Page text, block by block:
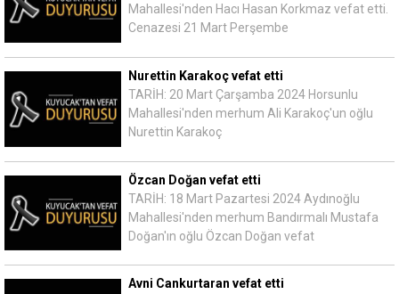
Mahallesi'nden Hacı Hasan Korkmaz vefat etti.
Cenazesi 21 Mart Perşembe
Nurettin Karakoç vefat etti
TARİH: 20 Mart Çarşamba 2024 Horsunlu
Mahallesi'nden merhum Ali Karakoç'un oğlu
Nurettin Karakoç
Özcan Doğan vefat etti
TARİH: 18 Mart Pazartesi 2024 Aydınoğlu
Mahallesi'nden merhum Bandırmalı Mustafa
Doğan'ın oğlu Özcan Doğan vefat
Avni Cankurtaran vefat etti